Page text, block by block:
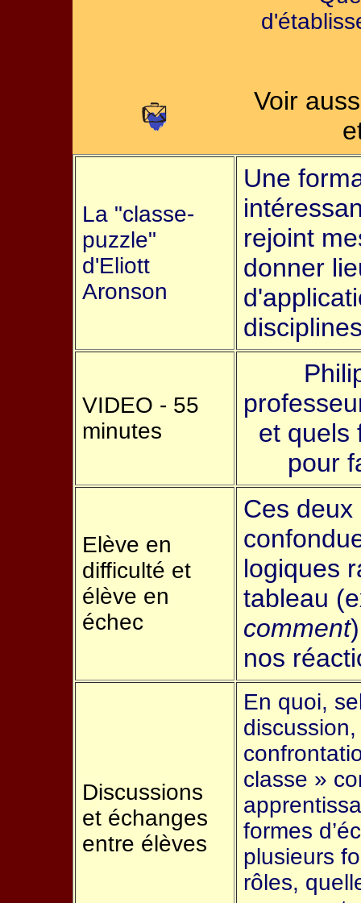
Voir
La "classe-
puzzle"
d'Eliott
Aronson
Une
rejoint
donner
VIDEO - 55
minutes
et quels
pour
Elève en
difficulté et
élève en
échec
Ces
logiques
tableau
comment
nos
Discussions
et échanges
entre élèves
En quoi,
classe »
formes
plusieurs
rôles,